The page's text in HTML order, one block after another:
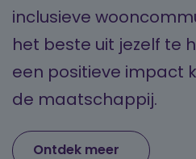
inclusieve
het beste uit jezelf te
een positieve impact
de maatschappij.
Ontdek meer